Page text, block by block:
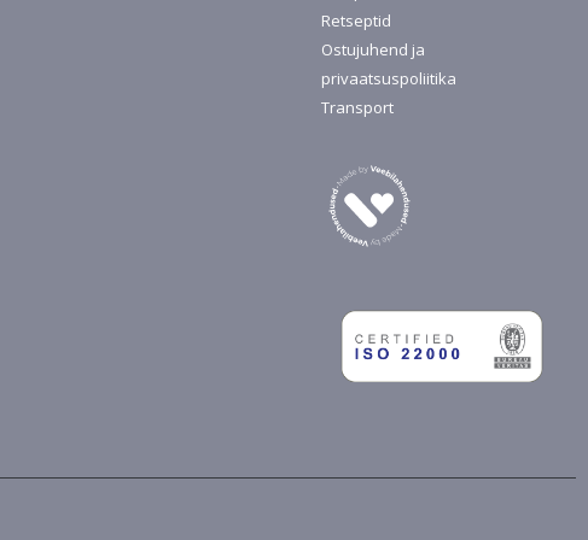
Retseptid
Ostujuhend ja
privaatsuspoliitika
Transport